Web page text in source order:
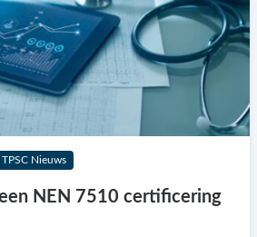
TPSC Nieuws
NEN 7510 certificering